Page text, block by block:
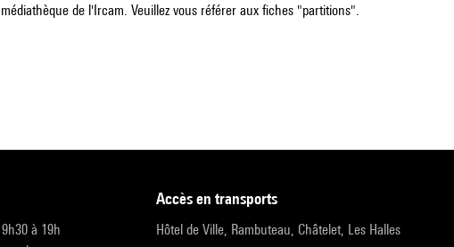
de l'Ircam. Veuillez vous référer aux fiches "partitions".
à 19h
accès en transports
Hôtel de Ville, Rambuteau, Châtelet, Les Halles